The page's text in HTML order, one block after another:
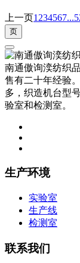
上一页1234567
南通傲询湙纺织
售有二十年经验
多，织造机台型
验室和检测室。
生产环境
实验室
生产线
检测室
联系我们